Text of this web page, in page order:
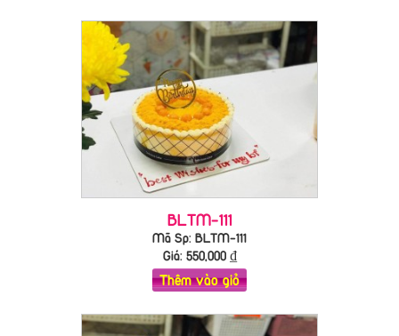
BLTM-111
Mã Sp: BLTM-111
Giá: 550,000₫
Thêm vào giỏ